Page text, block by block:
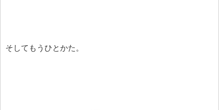
そしてもうひとかた。